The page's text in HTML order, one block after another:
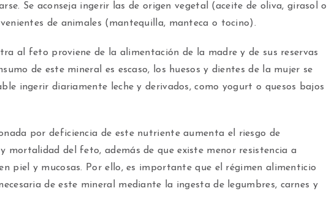
Se aconseja ingerir las de origen vegetal (aceite de oliva, girasol o
de animales (mantequilla, manteca o tocino).
al feto proviene de la alimentación de la madre y de sus reservas
de este mineral es escaso, los huesos y dientes de la mujer se
ingerir diariamente leche y derivados, como yogurt o quesos bajos
por deficiencia de este nutriente aumenta el riesgo de
mortalidad del feto, además de que existe menor resistencia a
piel y mucosas. Por ello, es importante que el régimen alimenticio
de este mineral mediante la ingesta de legumbres, carnes y